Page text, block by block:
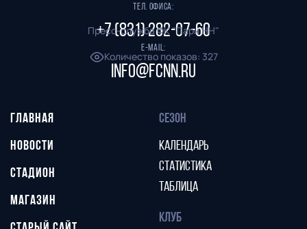
Пресс-служба ФК "Пари НН"
Количество показов: 327
Тел. офиса:
+7 (831) 282-07-60
E-mail:
info@fcnn.ru
ГЛАВНАЯ
НОВОСТИ
СТАДИОН
МАГАЗИН
СЕЗОН
КАЛЕНДАРЬ
СТАТИСТИКА
ТАБЛИЦА
КЛУБ